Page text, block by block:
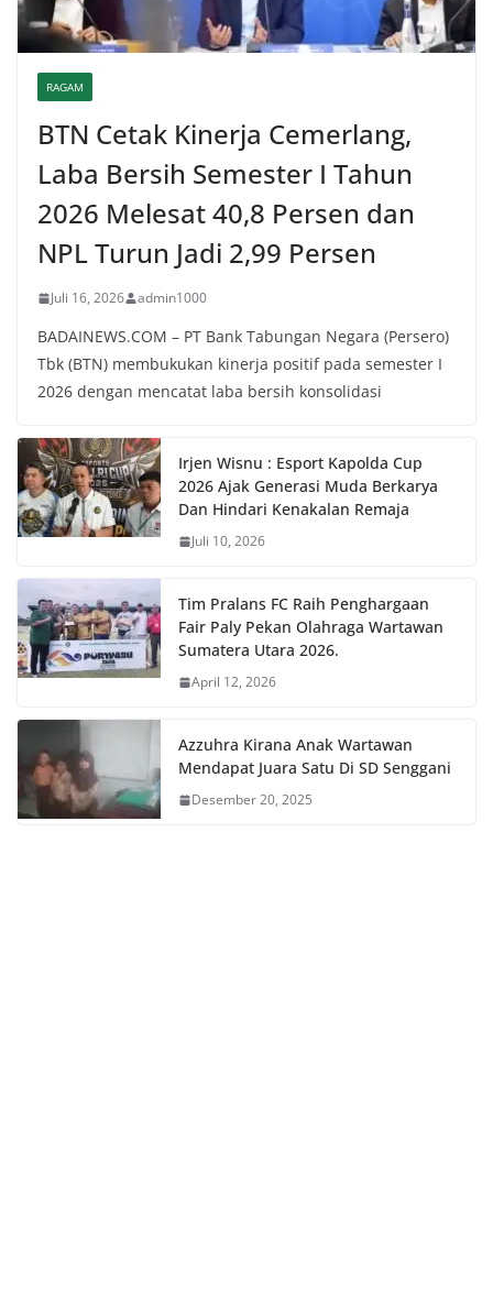
RAGAM
BTN Cetak Kinerja Cemerlang,
Laba Bersih Semester I Tahun
2026 Melesat 40,8 Persen dan
NPL Turun Jadi 2,99 Persen
Juli 16, 2026 admin1000
BADAINEWS.COM – PT Bank Tabungan Negara (Persero)
Tbk (BTN) membukukan kinerja positif pada semester I
2026 dengan mencatat laba bersih konsolidasi
Irjen Wisnu : Esport Kapolda Cup
2026 Ajak Generasi Muda Berkarya
Dan Hindari Kenakalan Remaja
Juli 10, 2026
Tim Pralans FC Raih Penghargaan
Fair Paly Pekan Olahraga Wartawan
Sumatera Utara 2026.
April 12, 2026
Azzuhra Kirana Anak Wartawan
Mendapat Juara Satu Di SD Senggani
Desember 20, 2025